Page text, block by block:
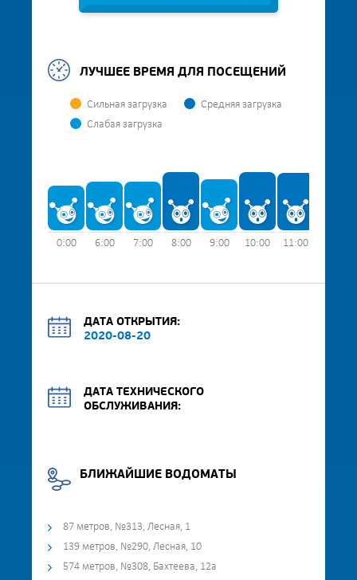
ЛУЧШЕЕ ВРЕМЯ ДЛЯ ПОСЕЩЕНИЙ
Сильная загрузка
Средняя загрузка
Слабая загрузка
0:00 6:00 7:00 8:00 9:00 10:00 11:00
ДАТА ОТКРЫТИЯ:
2020-08-20
ДАТА ТЕХНИЧЕСКОГО
ОБСЛУЖИВАНИЯ:
БЛИЖАЙШИЕ ВОДОМАТЫ
87 метров, №313, Лесная, 1
139 метров, №290, Лесная, 10
574 метров, №308, Бахтеева, 12а